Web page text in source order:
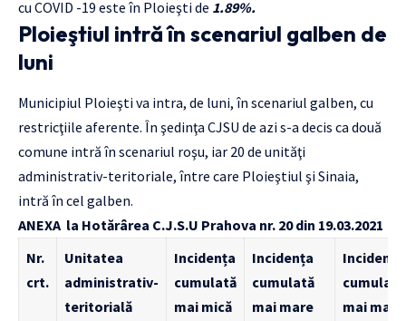
cu COVID -19 este în Ploieşti de 1.89%.
Ploieştiul intră în scenariul galben de
luni
Municipiul Ploieşti va intra, de luni, în scenariul galben, cu
restricţiile aferente. În şedinţa CJSU de azi s-a decis ca două
comune intră în scenariul roşu, iar 20 de unităţi
administrativ-teritoriale, între care Ploieştiul şi Sinaia,
intră în cel galben.
ANEXA la Hotărârea C.J.S.U Prahova nr. 20 din 19.03.2021
Nr.
crt.
Unitatea
administrativ-
teritorială
Incidența
cumulată
mai mică
Incidența
cumulată
mai mare
Incidența
cumulată
mai mare